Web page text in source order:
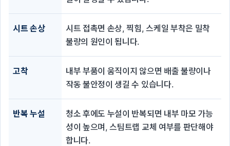
시트 손상
시트 접촉면 손상, 찍힘, 스케일 부착은 밀착
불량의 원인이 됩니다.
고착
내부 부품이 움직이지 않으면 배출 불량이나
작동 불안정이 생길 수 있습니다.
반복 누설
청소 후에도 누설이 반복되면 내부 마모 가능
성이 높으며, 스팀트랩 교체 여부를 판단해야
합니다.